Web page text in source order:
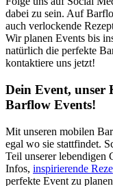
dabei zu sein. Auf
auch verlockende
Wir planen Events bis
natürlich die perfekte
kontaktiere uns jetzt!
Dein Event, unser
Barflow Events!
Mit unseren mobilen
egal wo sie stattfindet.
Teil unserer
Infos, inspirierende
perfekte Event zu